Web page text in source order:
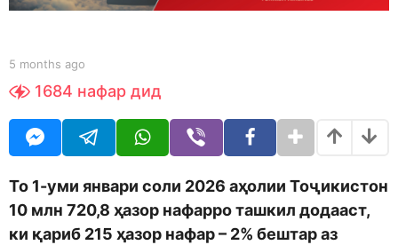
n
h
s
o
b
S
h
d
o
5 months ago
o
t
h
a
o
1684 нафар дид
То 1-уми январи соли 2026 аҳолии Тоҷикистон
10 млн 720,8 ҳазор нафарро ташкил додааст,
ки қариб 215 ҳазор нафар – 2% бештар аз